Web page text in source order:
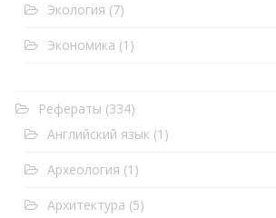
Экология (7)
Экономика (1)
Рефераты (334)
Английский язык (1)
Археология (1)
Архитектура (5)